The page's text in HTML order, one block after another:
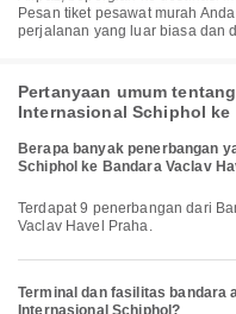
Pesan tiket pesawat murah
perjalanan yang luar biasa dan
Pertanyaan umum
Internasional Schiphol ke
Berapa banyak penerbangan
Schiphol ke Bandara Vaclav
Terdapat 9 penerbangan dari Bandara Internasional Schiphol ke Bandara
Vaclav Havel Praha.
Terminal dan fasilitas bandara
Internasional Schiphol?